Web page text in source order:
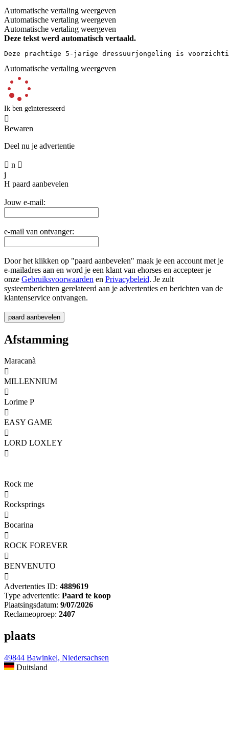
Automatische vertaling weergeven
Automatische vertaling weergeven
Automatische vertaling weergeven
Deze tekst werd automatisch vertaald.
Deze prachtige 5-jarige dressuurjongeling is
Automatische vertaling weergeven
Ik ben geïnteresseerd

Bewaren
Deel nu je advertentie
 n 
j
H paard aanbevelen
Jouw e-mail:
e-mail van ontvanger:
Door het klikken op "paard aanbevelen" maak je een account met je
e-mailadres aan en word je een klant van ehorses en accepteer je
onze Gebruiksvoorwaarden en Privacybeleid. Je zult
systeemberichten gerelateerd aan je advertenties en berichten van de
klantenservice ontvangen.
Afstamming
Maracanà

MILLENNIUM

Lorime P

EASY GAME

LORD LOXLEY

Rock me

Rocksprings

Bocarina

ROCK FOREVER

BENVENUTO

Advertenties ID: 4889619
Type advertentie: Paard te koop
Plaatsingsdatum: 9/07/2026
Reclameoproep: 2407
plaats
49844 Bawinkel, Niedersachsen
Duitsland